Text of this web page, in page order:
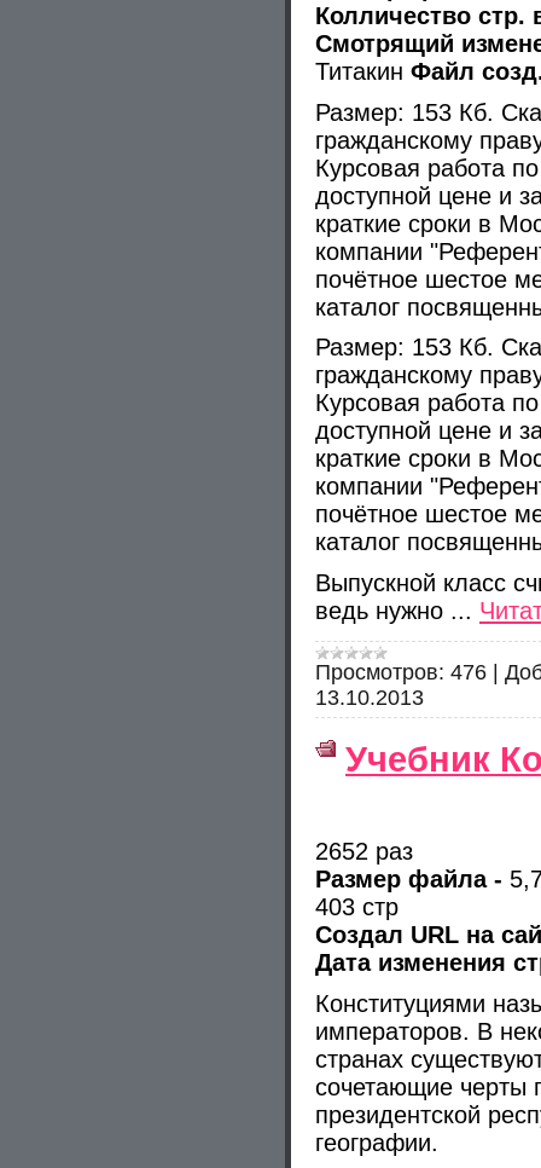
Колличество стр.
Смотрящий
Титакин Файл
Размер: 153 Кб.
гражданскому
Курсовая работа
доступной цене и
краткие сроки в
компании
почётное шестое
каталог
Размер: 153 Кб.
гражданскому
Курсовая работа
доступной цене и
краткие сроки в
компании
почётное шестое
каталог
Выпускной класс
ведь нужно ...
Просмотров: 476 |
13.10.2013
Учебник
2652 раз
Размер файла -
403 стр
Создал URL на
Дата изменения
Конституциями
императоров. В
странах
сочетающие черты
президентской
географии.